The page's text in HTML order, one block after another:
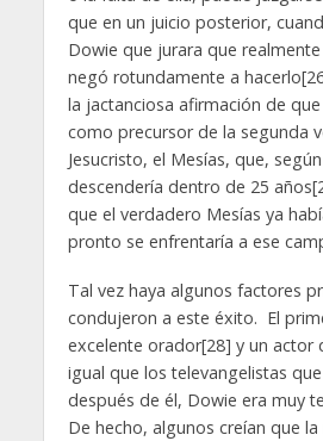
que en un juicio posterior,
Dowie que jurara que realmente
negó rotundamente a
la jactanciosa afirmación de
como precursor de la segunda
Jesucristo, el Mesías, que,
descendería dentro de 25
que el verdadero Mesías ya
pronto se enfrentaría a ese
Tal vez haya algunos factores
condujeron a este éxito. El
excelente orador[28] y un actor
igual que los televangelistas
después de él, Dowie era muy
De hecho, algunos creían que